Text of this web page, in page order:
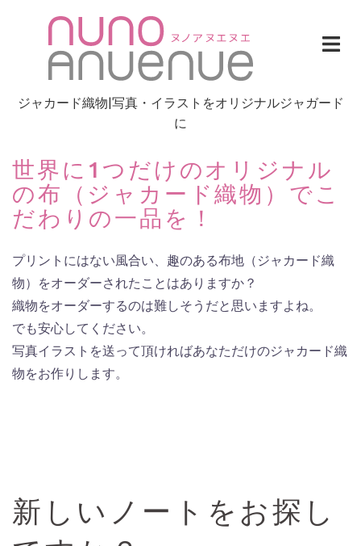
content
ジャカード織物|写真・イラストをオリジナルジャガード
に
世界に1つだけのオリジナル
の布（ジャカード織物）でこ
だわりの一品を！
プリントにはない風合い、趣のある布地（ジャカード織
物）をオーダーされたことはありますか？
織物をオーダーするのは難しそうだと思いますよね。
でも安心してください。
写真イラストを送って頂ければあなただけのジャカード織
物をお作りします。
新しいノートをお探し